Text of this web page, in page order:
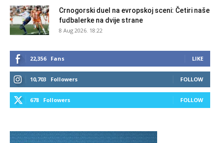
Crnogorski duel na evropskoj sceni: Četiri naše
fudbalerke na dvije strane
8 Aug 2026. 18:22
22,356 Fans LIKE
10,703 Followers FOLLOW
678 Followers FOLLOW